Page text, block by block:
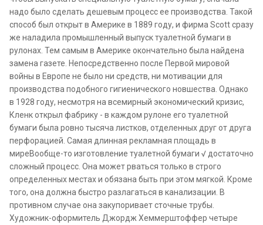
надо было сделать дешевым процесс ее производства. Такой
способ был открыт в Америке в 1889 году, и фирма Scott сразу
же наладила промышленный выпуск туалетной бумаги в
рулонах. Тем самым в Америке окончательно была найдена
замена газете. Непосредственно после Первой мировой
войны в Европе не было ни средств, ни мотивации для
производства подобного гигиенического новшества. Однако
в 1928 году, несмотря на всемирный экономический кризис,
Кленк открыл фабрику - в каждом рулоне его туалетной
бумаги была ровно тысяча листков, отделенных друг от друга
перфорацией. Самая длинная рекламная площадь в
миреВообще-то изготовление туалетной бумаги √ достаточно
сложный процесс. Она может рваться только в строго
определенных местах и обязана быть при этом мягкой. Кроме
того, она должна быстро разлагаться в канализации. В
противном случае она закупоривает сточные трубы.
Художник-оформитель Джордж Хеммерштоффер четыре